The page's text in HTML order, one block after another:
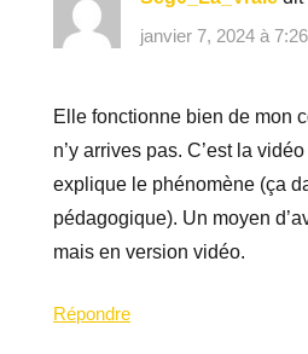
janvier 7, 2024 à
Elle fonctionne bien de mon
n’y arrives pas. C’est la
explique le phénomène (ça
pédagogique). Un moyen
mais en version vidéo.
Répondre